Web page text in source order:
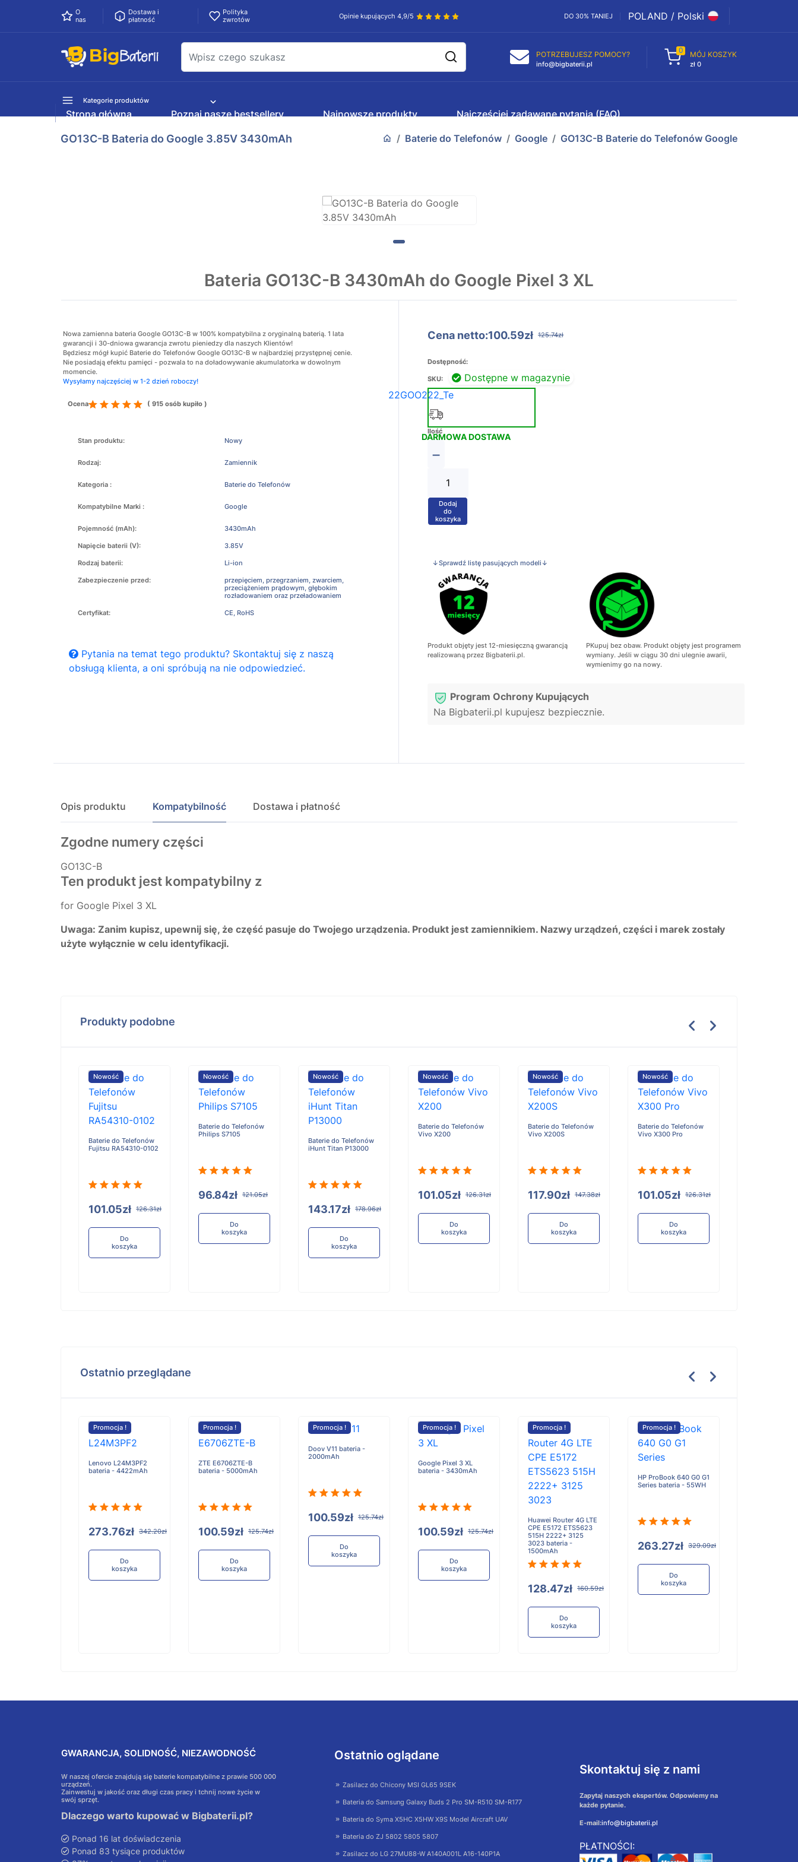
O
nas
Dostawa i
płatność
Polityka
zwrotów
Opinie kupujących 4,9/5 DO 30% TANIEJ POLAND / Polski
POTRZEBUJESZ POMOCY?
info@bigbaterii.pl
0 MÓJ KOSZYK
zł 0
Kategorie produktów
Strona główna Poznaj nasze bestsellery Najnowsze produkty Najczęściej zadawane pytania (FAQ)
GO13C-B Bateria do Google 3.85V 3430mAh Baterie do Telefonów Google GO13C-B Baterie do Telefonów Google
Bateria GO13C-B 3430mAh do Google Pixel 3 XL
Nowa zamienna bateria Google GO13C-B w 100% kompatybilna z oryginalną baterią. 1 lata
gwarancji i 30-dniowa gwarancja zwrotu pieniedzy dla naszych Klientów!
Będziesz mógł kupić Baterie do Telefonów Google GO13C-B w najbardziej przystępnej cenie.
Nie posiadają efektu pamięci - pozwala to na doładowywanie akumulatorka w dowolnym
momencie.
Wysyłamy najczęściej w 1-2 dzień roboczy!
Ocena ( 915 osób kupiło )
Stan produktu: Nowy
Rodzaj: Zamiennik
Kategoria : Baterie do Telefonów
Kompatybilne Marki : Google
Pojemność (mAh): 3430mAh
Napięcie baterii (V): 3.85V
Rodzaj baterii: Li-ion
Zabezpieczenie przed:
przepięciem, przegrzaniem, zwarciem,
przeciążeniem prądowym, głębokim
rozładowaniem oraz przeładowaniem
Certyfikat: CE, RoHS
Pytania na temat tego produktu? Skontaktuj się z naszą
obsługą klienta, a oni spróbują na nie odpowiedzieć.
Cena netto:100.59zł 125.74zł
Dostępność:
Dostępne w magazynie
SKU:
22GOO222_Te
DARMOWA DOSTAWA
Ilość
−
+
Dodaj
do
koszyka
↓Sprawdź listę pasujących modeli↓
Produkt objęty jest 12-miesięczną gwarancją
realizowaną przez Bigbaterii.pl.
PKupuj bez obaw. Produkt objęty jest programem
wymiany. Jeśli w ciągu 30 dni ulegnie awarii,
wymienimy go na nowy.
Program Ochrony Kupujących
Na Bigbaterii.pl kupujesz bezpiecznie.
Opis produktu Kompatybilność Dostawa i płatność
Zgodne numery części
GO13C-B
Ten produkt jest kompatybilny z
for Google Pixel 3 XL
Uwaga: Zanim kupisz, upewnij się, że część pasuje do Twojego urządzenia. Produkt jest zamiennikiem. Nazwy urządzeń, części i marek zostały
użyte wyłącznie w celu identyfikacji.
Produkty podobne
Nowość
Baterie do Telefonów
Fujitsu RA54310-0102
101.05zł 126.31zł
Do
koszyka
Nowość
Baterie do Telefonów
Philips S7105
96.84zł 121.05zł
Do
koszyka
Nowość
Baterie do Telefonów
iHunt Titan P13000
143.17zł 178.96zł
Do
koszyka
Nowość
Baterie do Telefonów
Vivo X200
101.05zł 126.31zł
Do
koszyka
Nowość
Baterie do Telefonów
Vivo X200S
117.90zł 147.38zł
Do
koszyka
Nowość
Baterie do Telefonów
Vivo X300 Pro
101.05zł 126.31zł
Do
koszyka
Ostatnio przeglądane
Promocja !
Lenovo L24M3PF2
bateria - 4422mAh
273.76zł 342.20zł
Do
koszyka
Promocja !
ZTE E6706ZTE-B
bateria - 5000mAh
100.59zł 125.74zł
Do
koszyka
Promocja !
Doov V11 bateria -
2000mAh
100.59zł 125.74zł
Do
koszyka
Promocja !
Google Pixel 3 XL
bateria - 3430mAh
100.59zł 125.74zł
Do
koszyka
Promocja !
Huawei Router 4G LTE
CPE E5172 ETS5623
515H 2222+ 3125
3023 bateria -
1500mAh
128.47zł 160.59zł
Do
koszyka
Promocja !
HP ProBook 640 G0 G1
Series bateria - 55WH
263.27zł 329.09zł
Do
koszyka
GWARANCJA, SOLIDNOŚĆ, NIEZAWODNOŚĆ
W naszej ofercie znajdują się baterie kompatybilne z prawie 500 000
urządzeń.
Zainwestuj w jakość oraz długi czas pracy i tchnij nowe życie w
swój sprzęt.
Dlaczego warto kupować w Bigbaterii.pl?
Ponad 16 lat doświadczenia
Ponad 83 tysiące produktów
Ostatnio oglądane
Zasilacz do Chicony MSI GL65 9SEK
Bateria do Samsung Galaxy Buds 2 Pro SM-R510 SM-R177
Bateria do Syma X5HC X5HW X9S Model Aircraft UAV
Bateria do ZJ 5802 5805 5807
Zasilacz do LG 27MU88-W A140A001L A16-140P1A
Skontaktuj się z nami
Zapytaj naszych ekspertów. Odpowiemy na
każde pytanie.
E-mail:info@bigbaterii.pl
PŁATNOŚCI: